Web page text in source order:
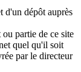
d'un dépôt auprès
partie de ce site
quel qu'il soit
par le directeur